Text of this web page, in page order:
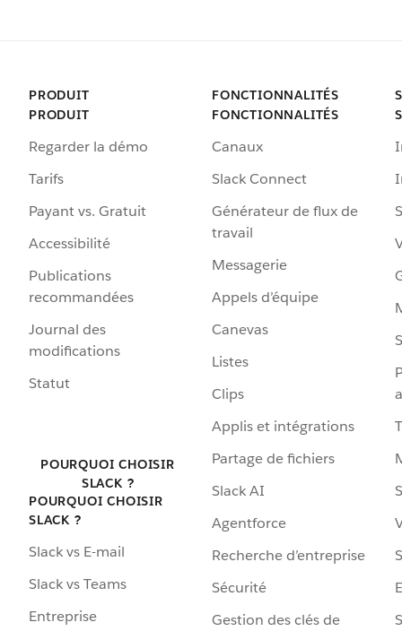
PRODUIT
PRODUIT
Regarder la démo
Tarifs
Payant vs. Gratuit
Accessibilité
Publications
recommandées
Journal des
modifications
Statut
POURQUOI CHOISIR
SLACK ?
POURQUOI CHOISIR
SLACK ?
Slack vs E-mail
Slack vs Teams
Entreprise
FONCTIONNALITÉS
FONCTIONNALITÉS
Canaux
Slack Connect
Générateur de flux de
travail
Messagerie
Appels d’équipe
Canevas
Listes
Clips
Applis et intégrations
Partage de fichiers
Slack AI
Agentforce
Recherche d’entreprise
Sécurité
Gestion des clés de